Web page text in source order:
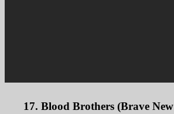
17. Blood Brothers (Brave